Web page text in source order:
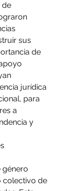
de
sus
de
jurídica
para
a
y
género
colectivo de